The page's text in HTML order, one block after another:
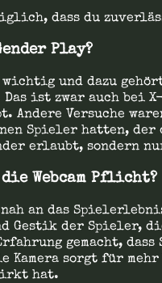
dass du
Play?
wichtig und dazu
Das ist zwar auch bei
Andere Versuche
Spieler hatten,
erlaubt, sondern
Webcam Pflicht?
an das
Gestik der Spieler,
gemacht,
Kamera sorgt für
hat.